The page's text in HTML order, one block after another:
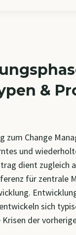
&
zum Change
und
dient zugleich
für zentrale
sich
der